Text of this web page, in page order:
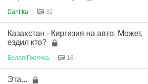
Danilka 32
Казахстан - Киргизия на авто. Может,
ездил кто?
Белая Горячка 18
Эта...